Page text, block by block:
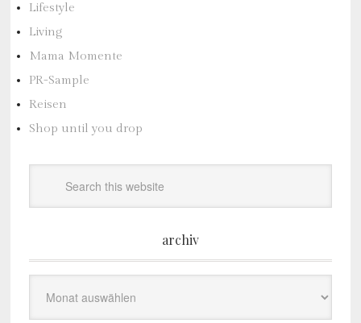
Lifestyle
Living
Mama Momente
PR-Sample
Reisen
Shop until you drop
archiv